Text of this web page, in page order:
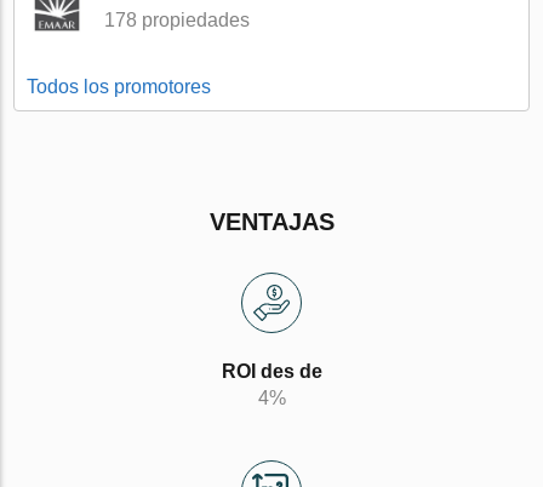
178 propiedades
Todos los promotores
VENTAJAS
ROI des de
4%